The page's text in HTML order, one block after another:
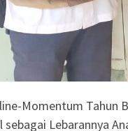
Momentum Tahun
sebagai Lebarannya